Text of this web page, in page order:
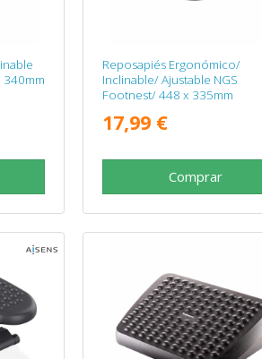
340mm
Reposapiés Ergonómico/
Inclinable/ Ajustable NGS
Footnest/ 448 x 335mm
17,99 €
Comprar